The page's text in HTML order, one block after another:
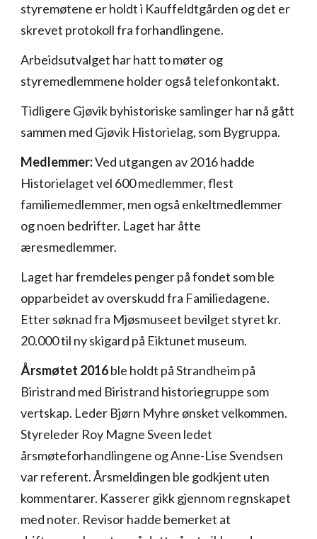
styremøtene er holdt i Kauffeldtgården og det er
skrevet protokoll fra forhandlingene.
Arbeidsutvalget har hatt to møter og
styremedlemmene holder også telefonkontakt.
Tidligere Gjøvik byhistoriske samlinger har nå gått
sammen med Gjøvik Historielag, som Bygruppa.
Medlemmer:Ved utgangen av 2016 hadde
Historielaget vel 600 medlemmer, flest
familiemedlemmer, men også enkeltmedlemmer
og noen bedrifter. Laget har åtte
æresmedlemmer.
Laget har fremdeles penger på fondet som ble
opparbeidet av overskudd fra Familiedagene.
Etter søknad fra Mjøsmuseet bevilget styret kr.
20.000 til ny skigard på Eiktunet museum.
Årsmøtet 2016ble holdt på Strandheim på
Biristrand med Biristrand historiegruppe som
vertskap. Leder Bjørn Myhre ønsket velkommen.
Styreleder Roy Magne Sveen ledet
årsmøteforhandlingene og Anne-Lise Svendsen
var referent. Årsmeldingen ble godkjent uten
kommentarer. Kasserer gikk gjennom regnskapet
med noter. Revisor hadde bemerket at